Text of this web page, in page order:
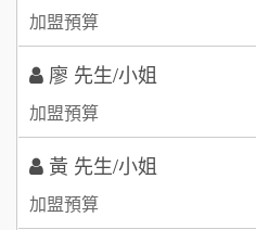
9 SHARE TEA歇腳亭
10 TEA TOP台灣第一味
廖 先生/小姐
加盟預算
黃 先生/小姐
加盟預算
林 先生/小姐
MUSHEN徵SPA美容芳療師
日十。早午食加盟說明會
拾鑶火鍋加盟說明會
全家加盟說明會